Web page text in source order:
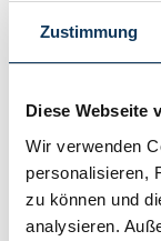
Zustimmung
Diese Webseite
Wir verwenden
personalisieren,
zu können und
analysieren.
Nr. 1 / Februar 2016
Nr. 3 / Juni 2015
Nr. 2 / März 2015
Nr. 1 / Jänner 2015
Nr. 4 / Oktober 2014